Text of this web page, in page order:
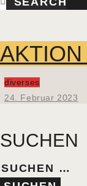
diverses
24. Februar 2023
SUCHEN